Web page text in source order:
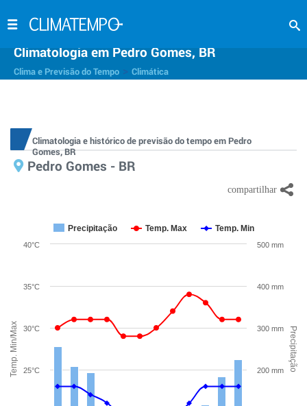
Climatologia em Pedro Gomes, BR
Clima e Previsão do Tempo Climática
Climatologia e histórico de previsão do tempo em Pedro
Gomes, BR
Pedro Gomes - BR
Temp. Min/Max Precipitação
Precipitação Temp. Max Temp. Min
25°C
30°C
35°C
40°C
200 mm
300 mm
400 mm
500 mm